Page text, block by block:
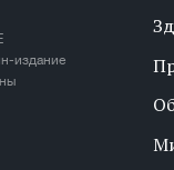
издание